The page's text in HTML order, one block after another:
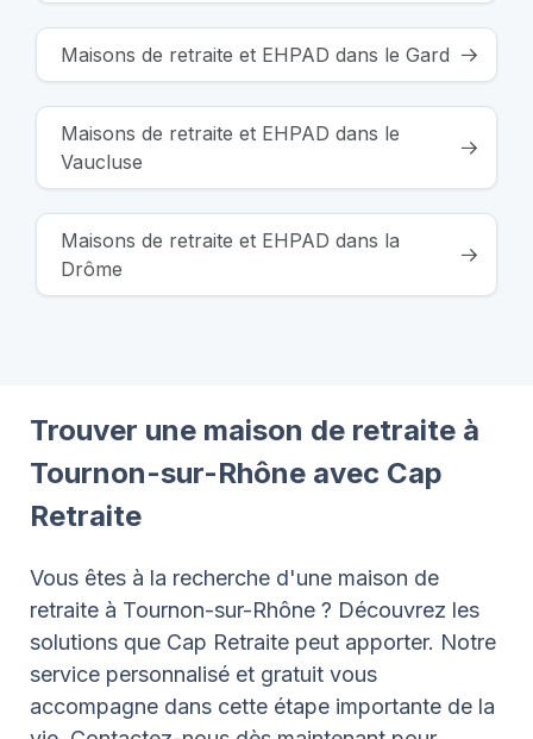
Maisons de retraite et EHPAD dans le Gard
Maisons de retraite et EHPAD dans le
Vaucluse
Maisons de retraite et EHPAD dans la
Drôme
Trouver une maison de retraite à
Tournon-sur-Rhône avec Cap
Retraite
Vous êtes à la recherche d'une maison de
retraite à Tournon-sur-Rhône ? Découvrez les
solutions que Cap Retraite peut apporter. Notre
service personnalisé et gratuit vous
accompagne dans cette étape importante de la